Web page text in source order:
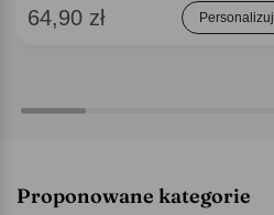
64,90 zł Personalizuj
Proponowane kategorie